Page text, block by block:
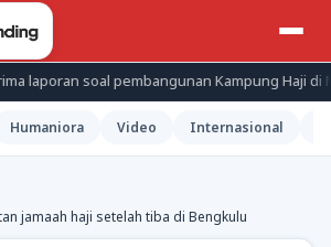
soal pembangunan Kampung Haji di Mekkah
Humaniora Video Internasional
jamaah haji setelah tiba di Bengkulu